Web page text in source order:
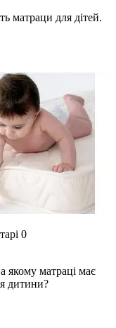
матраци для дітей.
0
матраці має
дитини?